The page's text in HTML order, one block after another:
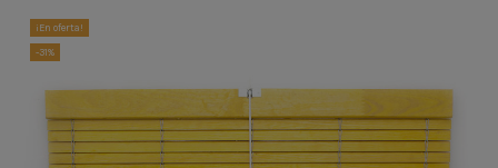
¡En oferta!
-31%